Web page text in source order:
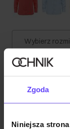
Zgoda
Niniejsza
Wybierz
Nasz model
Opis